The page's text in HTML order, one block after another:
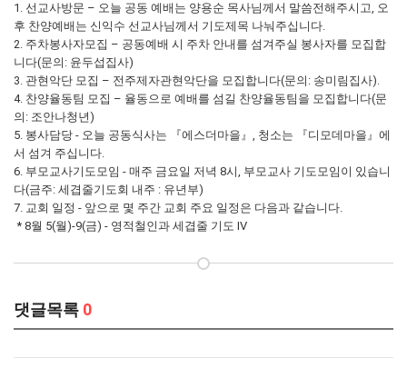
1. 선교사방문 – 오늘 공동 예배는 양용순 목사님께서 말씀전해주시고, 오
후 찬양예배는 신익수 선교사님께서 기도제목 나눠주십니다.
2. 주차봉사자모집 – 공동예배 시 주차 안내를 섬겨주실 봉사자를 모집합
니다(문의: 윤두섭집사)
3. 관현악단 모집 – 전주제자관현악단을 모집합니다(문의: 송미림집사).
4. 찬양율동팀 모집 – 율동으로 예배를 섬길 찬양율동팀을 모집합니다(문
의: 조안나청년)
5. 봉사담당 - 오늘 공동식사는 『에스더마을』, 청소는 『디모데마을』에
서 섬겨 주십니다.
6. 부모교사기도모임 - 매주 금요일 저녁 8시, 부모교사 기도모임이 있습니
다(금주: 세겹줄기도회 내주 : 유년부)
7. 교회 일정 - 앞으로 몇 주간 교회 주요 일정은 다음과 같습니다.
* 8월 5(월)-9(금) - 영적철인과 세겹줄 기도 IV
댓글목록 0